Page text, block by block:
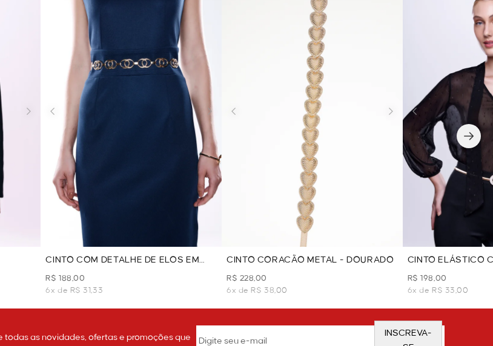
CINTO COM DETALHE DE ELOS EM
METAL - DOURADO
R$ 188,00
6x de R$ 31,33
CINTO CORACÃO METAL - DOURADO
R$ 228,00
6x de R$ 38,00
CINTO ELÁSTICO
FIVELA STRASS -
R$ 198,00
6x de R$ 33,00
as novidades, ofertas e promoções que
INSCREVA-